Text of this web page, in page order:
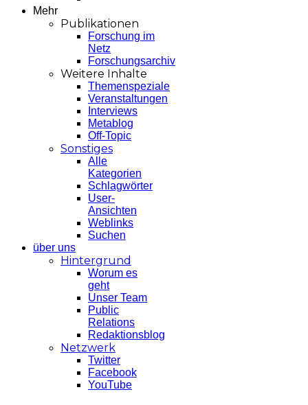
Mehr
Publikationen
Forschung im
Netz
Forschungsarchiv
Weitere Inhalte
Themenspeziale
Veranstaltungen
Interviews
Metablog
Off-Topic
Sonstiges
Alle
Kategorien
Schlagwörter
User-
Ansichten
Weblinks
Suchen
über uns
Hintergrund
Worum es
geht
Unser Team
Public
Relations
Redaktionsblog
Netzwerk
Twitter
Facebook
YouTube